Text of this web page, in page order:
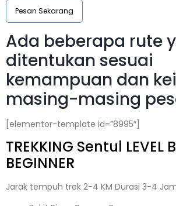
Pesan Sekarang
Ada beberapa rute
ditentukan sesuai
kemampuan dan
masing-masing
[elementor-template id=”8995″]
TREKKING Sentul LEVEL
BEGINNER
Jarak tempuh trek 2-4 KM Durasi 3-4